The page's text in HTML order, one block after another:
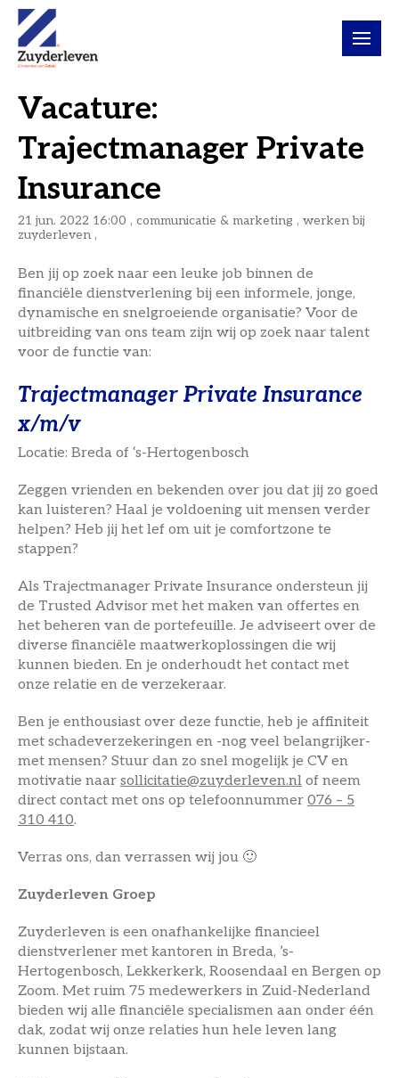
Vacature:
Trajectmanager Private
Insurance
21 jun. 2022 16:00 , communicatie & marketing , werken bij
zuyderleven ,
Ben jij op zoek naar een leuke job binnen de
financiële dienstverlening bij een informele, jonge,
dynamische en snelgroeiende organisatie? Voor de
uitbreiding van ons team zijn wij op zoek naar talent
voor de functie van:
Trajectmanager Private Insurance
x/m/v
Locatie: Breda of ‘s-Hertogenbosch
Zeggen vrienden en bekenden over jou dat jij zo goed
kan luisteren? Haal je voldoening uit mensen verder
helpen? Heb jij het lef om uit je comfortzone te
stappen?
Als Trajectmanager Private Insurance ondersteun jij
de Trusted Advisor met het maken van offertes en
het beheren van de portefeuille. Je adviseert over de
diverse financiële maatwerkoplossingen die wij
kunnen bieden. En je onderhoudt het contact met
onze relatie en de verzekeraar.
Ben je enthousiast over deze functie, heb je affiniteit
met schadeverzekeringen en -nog veel belangrijker-
met mensen? Stuur dan zo snel mogelijk je CV en
motivatie naar sollicitatie@zuyderleven.nl of neem
direct contact met ons op telefoonnummer 076 – 5
310 410.
Verras ons, dan verrassen wij jou 🙂
Zuyderleven Groep
Zuyderleven is een onafhankelijke financieel
dienstverlener met kantoren in Breda, ’s-
Hertogenbosch, Lekkerkerk, Roosendaal en Bergen op
Zoom. Met ruim 75 medewerkers in Zuid-Nederland
bieden wij alle financiële specialismen aan onder één
dak, zodat wij onze relaties hun hele leven lang
kunnen bijstaan.